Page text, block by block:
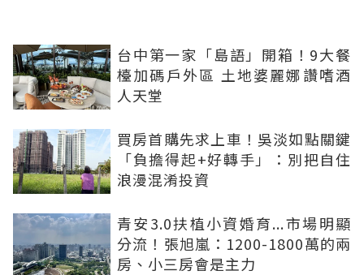
台中第一家「島語」開箱！9大餐
檯加碼戶外區 土地婆麗娜讚嗜酒
人天堂
買房首購先求上車！吳淡如點關鍵
「負擔得起+好轉手」：別把自住
浪漫混淆投資
青安3.0扶植小資婚育...市場明顯
分流！張旭嵐：1200-1800萬的兩
房、小三房會是主力